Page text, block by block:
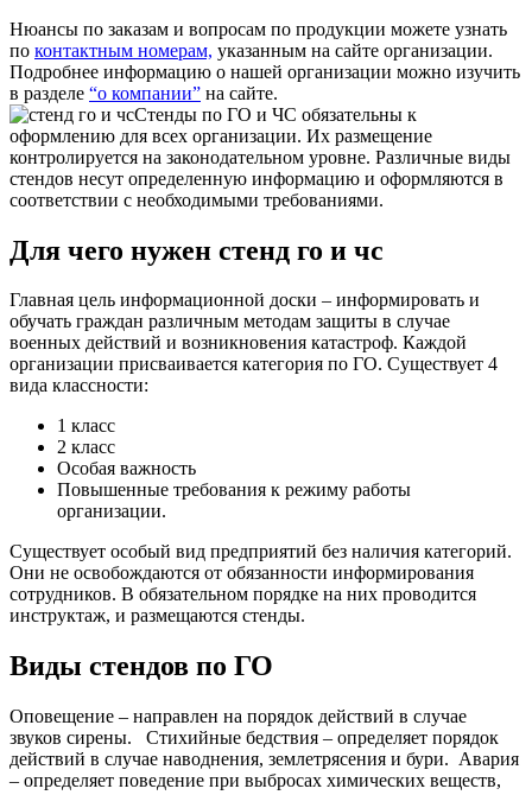
Нюансы по заказам и вопросам по продукции можете узнать
по контактным номерам, указанным на сайте организации.
Подробнее информацию о нашей организации можно изучить
в разделе “о компании” на сайте.
Стенды по ГО и ЧС обязательны к
оформлению для всех организации. Их размещение
контролируется на законодательном уровне. Различные виды
стендов несут определенную информацию и оформляются в
соответствии с необходимыми требованиями.
Для чего нужен стенд го и чс
Главная цель информационной доски – информировать и
обучать граждан различным методам защиты в случае
военных действий и возникновения катастроф. Каждой
организации присваивается категория по ГО. Существует 4
вида классности:
1 класс
2 класс
Особая важность
Повышенные требования к режиму работы
организации.
Существует особый вид предприятий без наличия категорий.
Они не освобождаются от обязанности информирования
сотрудников. В обязательном порядке на них проводится
инструктаж, и размещаются стенды.
Виды стендов по ГО
Оповещение – направлен на порядок действий в случае
звуков сирены.
Стихийные бедствия – определяет порядок
действий в случае наводнения, землетрясения и бури. Авария
– определяет поведение при выбросах химических веществ,